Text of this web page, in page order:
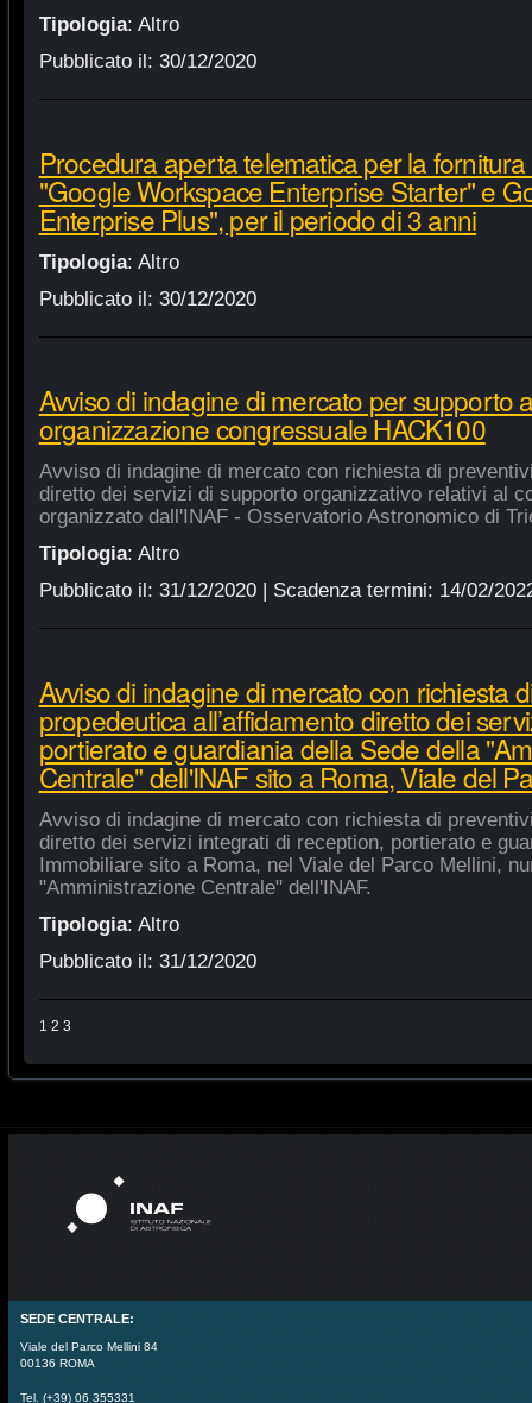
Tipologia: Altro
Pubblicato il: 30/12/2020
Procedura aperta telematica per la
"Google Workspace Enterprise Starter" e
Enterprise Plus", per il periodo di 3 anni
Tipologia: Altro
Pubblicato il: 30/12/2020
Avviso di indagine di mercato per supporto
organizzazione congressuale HACK100
Avviso di indagine di mercato con richiesta di
diretto dei servizi di supporto organizzativo relativi al
organizzato dall'INAF - Osservatorio Astronomico di
Tipologia: Altro
Pubblicato il: 31/12/2020| Scadenza termini: 14/02/
Avviso di indagine di mercato con richiesta
propedeutica all’affidamento diretto dei
portierato e guardiania della Sede della
Centrale" dell'INAF sito a Roma, Viale del
Avviso di indagine di mercato con richiesta di
diretto dei servizi integrati di reception, portierato e
Immobiliare sito a Roma, nel Viale del Parco Mellini,
"Amministrazione Centrale" dell'INAF.
Tipologia: Altro
Pubblicato il: 31/12/2020
1 2 3
SEDE CENTRALE:
Viale del Parco Mellini 84
00136 ROMA
Tel. (+39) 06 355331